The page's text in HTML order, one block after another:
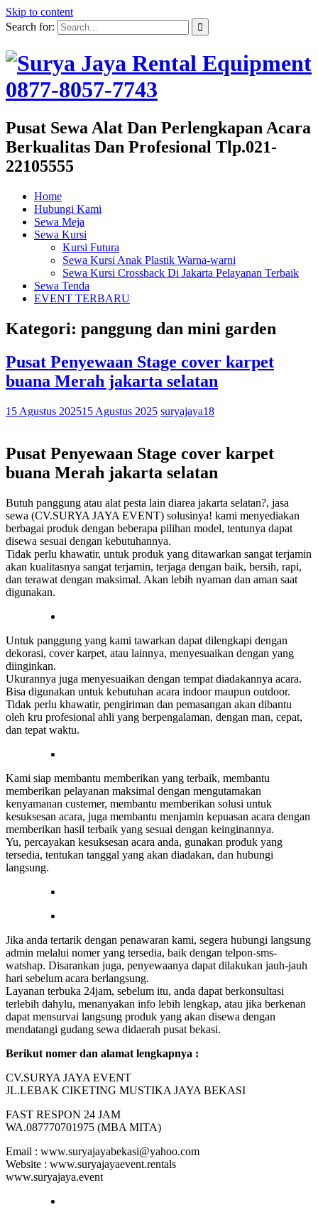
Skip to content
Search for:
Pusat Sewa Alat Dan Perlengkapan Acara
Berkualitas Dan Profesional Tlp.021-
22105555
Home
Hubungi Kami
Sewa Meja
Sewa Kursi
Kursi Futura
Sewa Kursi Anak Plastik Warna-warni
Sewa Kursi Crossback Di Jakarta Pelayanan Terbaik
Sewa Tenda
EVENT TERBARU
Kategori: panggung dan mini garden
Pusat Penyewaan Stage cover karpet
buana Merah jakarta selatan
15 Agustus 202515 Agustus 2025 suryajaya18
Pusat Penyewaan Stage cover karpet
buana Merah jakarta selatan
Butuh panggung atau alat pesta lain diarea jakarta selatan?, jasa
sewa (CV.SURYA JAYA EVENT) solusinya! kami menyediakan
berbagai produk dengan beberapa pilihan model, tentunya dapat
disewa sesuai dengan kebutuhannya.
Tidak perlu khawatir, untuk produk yang ditawarkan sangat terjamin
akan kualitasnya sangat terjamin, terjaga dengan baik, bersih, rapi,
dan terawat dengan maksimal. Akan lebih nyaman dan aman saat
digunakan.
Untuk panggung yang kami tawarkan dapat dilengkapi dengan
dekorasi, cover karpet, atau lainnya, menyesuaikan dengan yang
diinginkan.
Ukurannya juga menyesuaikan dengan tempat diadakannya acara.
Bisa digunakan untuk kebutuhan acara indoor maupun outdoor.
Tidak perlu khawatir, pengiriman dan pemasangan akan dibantu
oleh kru profesional ahli yang berpengalaman, dengan man, cepat,
dan tepat waktu.
Kami siap membantu memberikan yang terbaik, membantu
memberikan pelayanan maksimal dengan mengutamakan
kenyamanan custemer, membantu memberikan solusi untuk
kesuksesan acara, juga membantu menjamin kepuasan acara dengan
memberikan hasil terbaik yang sesuai dengan keinginannya.
Yu, percayakan kesuksesan acara anda, gunakan produk yang
tersedia, tentukan tanggal yang akan diadakan, dan hubungi
langsung.
Jika anda tertarik dengan penawaran kami, segera hubungi langsung
admin melalui nomer yang tersedia, baik dengan telpon-sms-
watshap. Disarankan juga, penyewaanya dapat dilakukan jauh-jauh
hari sebelum acara berlangsung.
Layanan terbuka 24jam, sebelum itu, anda dapat berkonsultasi
terlebih dahylu, menanyakan info lebih lengkap, atau jika berkenan
dapat mensurvai langsung produk yang akan disewa dengan
mendatangi gudang sewa didaerah pusat bekasi.
Berikut nomer dan alamat lengkapnya :
CV.SURYA JAYA EVENT
JL.LEBAK CIKETING MUSTIKA JAYA BEKASI
FAST RESPON 24 JAM
WA.087770701975 (MBA MITA)
Email : www.suryajayabekasi@yahoo.com
Website : www.suryajayaevent.rentals
www.suryajaya.event